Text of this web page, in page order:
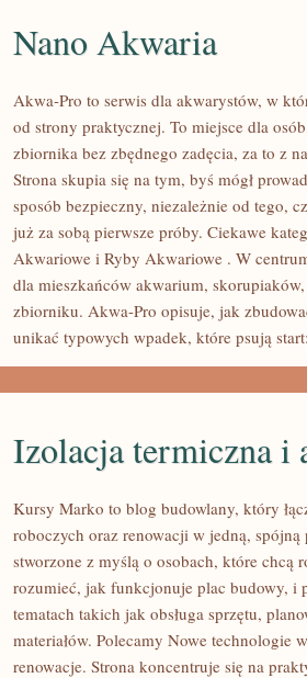
Nano Akwaria
Akwa-Pro to serwis dla akwarystów, w
od strony praktycznej. To miejsce dla
zbiornika bez zbędnego zadęcia, za to z
Strona skupia się na tym, byś mógł
sposób bezpieczny, niezależnie od tego,
już za sobą pierwsze próby. Ciekawe
Akwariowe i Ryby Akwariowe . W
dla mieszkańców akwarium,
zbiorniku. Akwa-Pro opisuje, jak
unikać typowych wpadek, które psują
Izolacja termiczna i
Kursy Marko to blog budowlany, który
roboczych oraz renowacji w jedną,
stworzone z myślą o osobach, które chcą
rozumieć, jak funkcjonuje plac budowy, i
tematach takich jak obsługa sprzętu,
materiałów. Polecamy Nowe technologie
renowacje. Strona koncentruje się na